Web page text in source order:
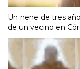
Un nene de tres
de un vecino en